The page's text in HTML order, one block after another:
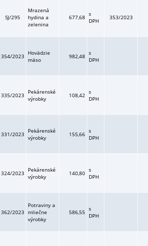
SJ/295
Mrazená
hydina a
zelenina
677,68 s
DPH
353/2023
354/2023
Hovädzie
mäso
982,48 s
DPH
335/2023
Pekárenské
výrobky
108,42 s
DPH
331/2023
Pekárenské
výrobky
155,66 s
DPH
324/2023
Pekárenské
výrobky
140,80 s
DPH
362/2023
Potraviny a
mliečne
výrobky
586,55 s
DPH